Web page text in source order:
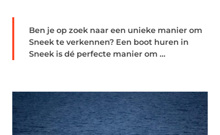
Ben je op zoek naar een unieke manier om
Sneek te verkennen? Een boot huren in
Sneek is dé perfecte manier om ...